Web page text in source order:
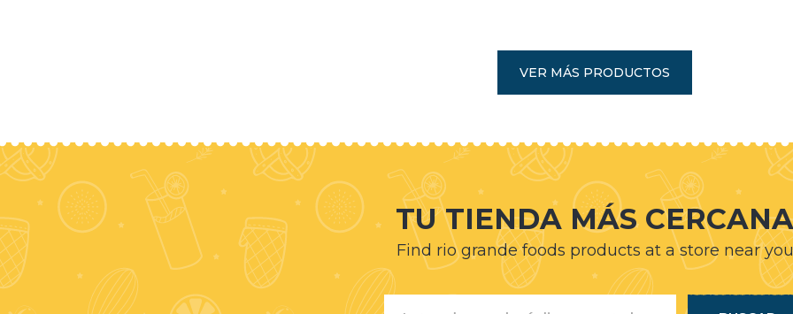
VER MÁS PRODUCTOS
TU TIENDA MÁS CERCANA
Find rio grande foods products at a store near you